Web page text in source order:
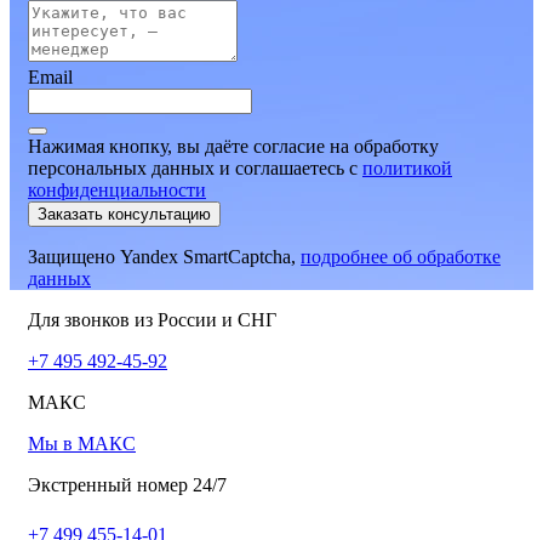
Email
Нажимая кнопку, вы даёте согласие на обработку
персональных данных и соглашаетесь c политикой
конфиденциальности
Заказать консультацию
Защищено Yandex SmartCaptcha, подробнее об обработке
данных
Для звонков из России и СНГ
+7 495 492-45-92
МАКС
Мы в МАКС
Экстренный номер 24/7
+7 499 455-14-01